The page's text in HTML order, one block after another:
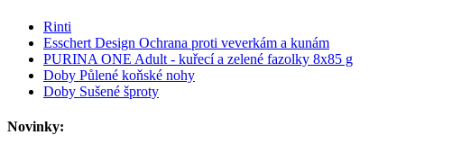
Rinti
Esschert Design Ochrana proti veverkám a kunám
PURINA ONE Adult - kuřecí a zelené fazolky 8x85 g
Doby Půlené koňské nohy
Doby Sušené šproty
Novinky: